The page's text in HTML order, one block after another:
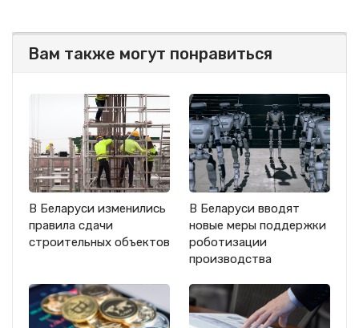
Вам также могут понравиться
В Беларуси изменились
правила сдачи
строительных объектов
В Беларуси вводят
новые меры поддержки
роботизации
производства